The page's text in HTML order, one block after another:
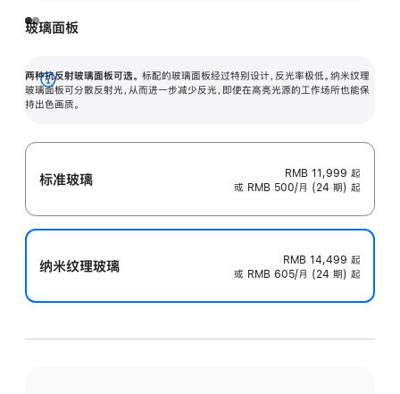
玻璃面板
两种抗反射玻璃面板可选。 标配的玻璃面板经过特别设计，反光率极低。纳米纹理
玻璃面板可分散反射光，从而进一步减少反光，即使在高亮光源的工作场所也能保
持出色画质。
展
开
标准玻璃 RMB 11,999 起
或 RMB 500/月 (24 期) 起
纳米纹理玻璃 RMB 14,499 起
或 RMB 605/月 (24 期) 起